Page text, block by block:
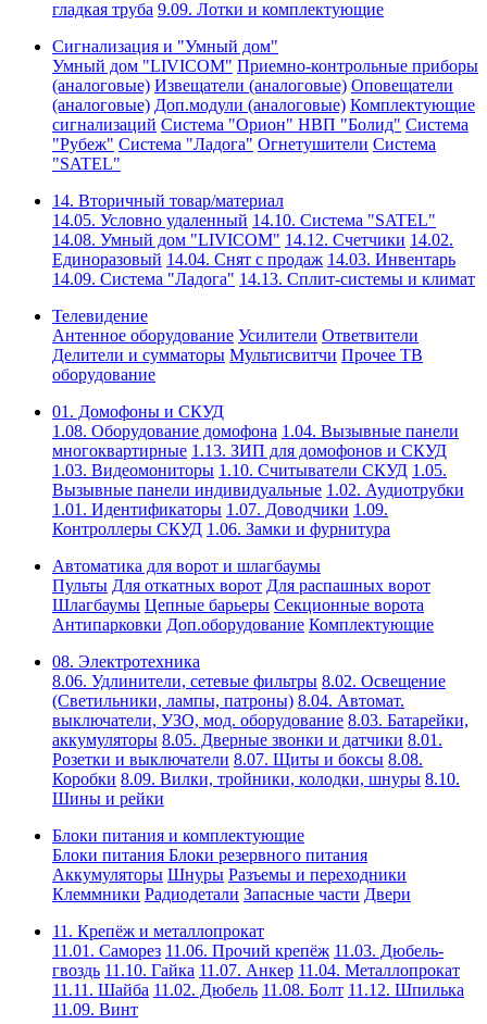
гладкая труба 9.09. Лотки и комплектующие
Сигнализация и "Умный дом"
Умный дом "LIVICOM" Приемно-контрольные приборы
(аналоговые) Извещатели (аналоговые) Оповещатели
(аналоговые) Доп.модули (аналоговые) Комплектующие
сигнализаций Система "Орион" НВП "Болид" Система
"Рубеж" Система "Ладога" Огнетушители Система
"SATEL"
14. Вторичный товар/материал
14.05. Условно удаленный 14.10. Система "SATEL"
14.08. Умный дом "LIVICOM" 14.12. Счетчики 14.02.
Единоразовый 14.04. Снят с продаж 14.03. Инвентарь
14.09. Система "Ладога" 14.13. Сплит-системы и климат
Телевидение
Антенное оборудование Усилители Ответвители
Делители и сумматоры Мультисвитчи Прочее ТВ
оборудование
01. Домофоны и СКУД
1.08. Оборудование домофона 1.04. Вызывные панели
многоквартирные 1.13. ЗИП для домофонов и СКУД
1.03. Видеомониторы 1.10. Считыватели СКУД 1.05.
Вызывные панели индивидуальные 1.02. Аудиотрубки
1.01. Идентификаторы 1.07. Доводчики 1.09.
Контроллеры СКУД 1.06. Замки и фурнитура
Автоматика для ворот и шлагбаумы
Пульты Для откатных ворот Для распашных ворот
Шлагбаумы Цепные барьеры Секционные ворота
Антипарковки Доп.оборудование Комплектующие
08. Электротехника
8.06. Удлинители, сетевые фильтры 8.02. Освещение
(Светильники, лампы, патроны) 8.04. Автомат.
выключатели, УЗО, мод. оборудование 8.03. Батарейки,
аккумуляторы 8.05. Дверные звонки и датчики 8.01.
Розетки и выключатели 8.07. Щиты и боксы 8.08.
Коробки 8.09. Вилки, тройники, колодки, шнуры 8.10.
Шины и рейки
Блоки питания и комплектующие
Блоки питания Блоки резервного питания
Аккумуляторы Шнуры Разъемы и переходники
Клеммники Радиодетали Запасные части Двери
11. Крепёж и металлопрокат
11.01. Саморез 11.06. Прочий крепёж 11.03. Дюбель-
гвоздь 11.10. Гайка 11.07. Анкер 11.04. Металлопрокат
11.11. Шайба 11.02. Дюбель 11.08. Болт 11.12. Шпилька
11.09. Винт